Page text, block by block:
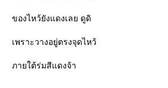
ของไหว้ยังแดงเลย ดูดิ
เพราะวางอยู่ตรงจุดไหว้
ภายใต้ร่มสีแดงจ้า